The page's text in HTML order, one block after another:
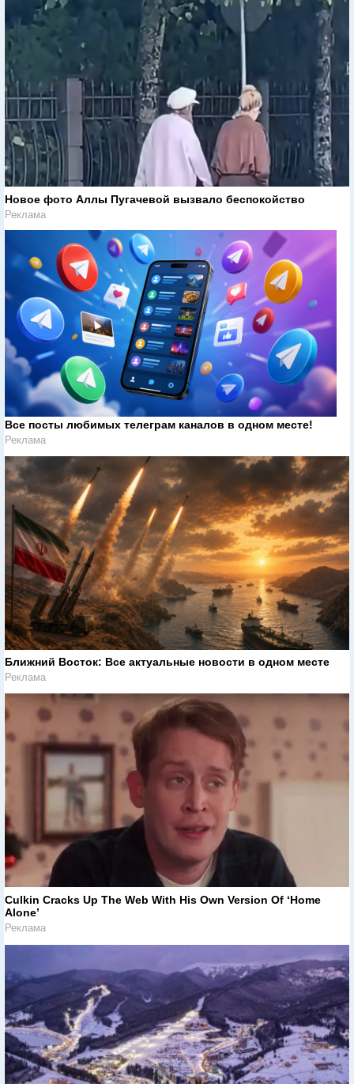
Новое фото Аллы Пугачевой вызвало беспокойство
Реклама
Все посты любимых телеграм каналов в одном месте!
Реклама
Ближний Восток: Все актуальные новости в одном месте
Реклама
Culkin Cracks Up The Web With His Own Version Of ‘Home
Alone’
Реклама